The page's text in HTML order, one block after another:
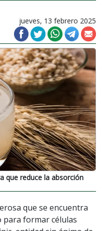
jueves, 13 febrero 2025
que reduce la absorción
que se encuentra
para formar células